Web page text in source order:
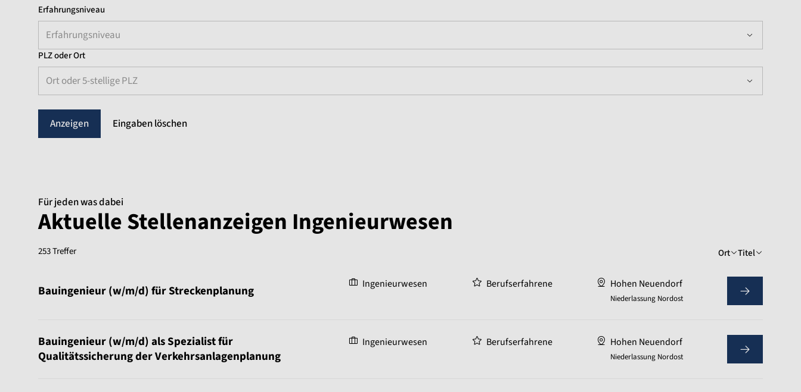
Erfahrungsniveau
Erfahrungsniveau
PLZ oder Ort
Ort oder 5-stellige PLZ
Eingaben löschen
Für jeden was dabei
Aktuelle Stellenanzeigen Ingenieurwesen
253 Treffer Ort Titel
Bauingenieur (w/m/d) für Streckenplanung Ingenieurwesen Berufserfahrene Hohen Neuendorf
Niederlassung Nordost
Bauingenieur (w/m/d) als Spezialist für
Qualitätssicherung der Verkehrsanlagenplanung
Ingenieurwesen Berufserfahrene Hohen Neuendorf
Niederlassung Nordost